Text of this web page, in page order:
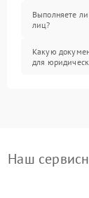
Выполняете
лиц?
Какую
для
Наш